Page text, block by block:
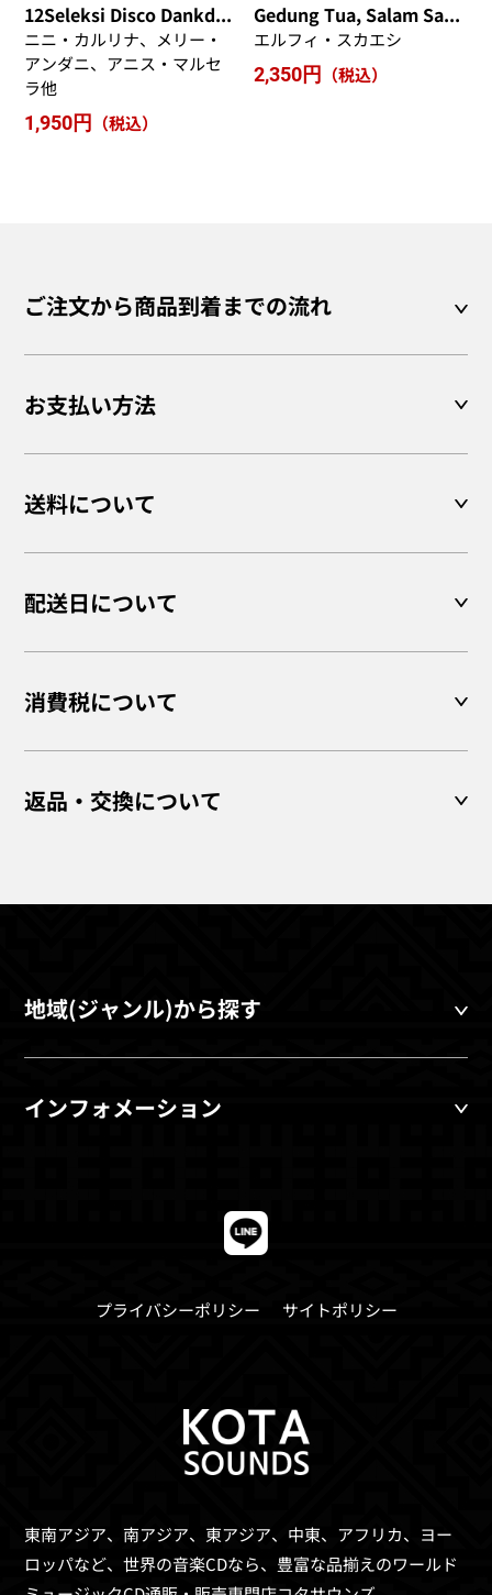
12Seleksi Disco Dankdhut
ニニ・カルリナ、メリー・
アンダニ、アニス・マルセ
ラ他
1,950円
（税込）
Gedung Tua, Salam Sayang
エルフィ・スカエシ
2,350円
（税込）
ご注文から商品到着までの流れ
お支払い方法
送料について
配送日について
消費税について
返品・交換について
地域(ジャンル)から探す
インフォメーション
東南アジア、南アジア、東アジア、中東、アフリカ、ヨー
ロッパなど、世界の音楽CDなら、 豊富な品揃えのワールド
プライバシーポリシー サイトポリシー